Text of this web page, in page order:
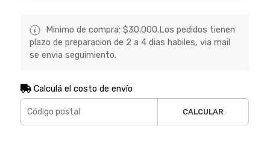
Minimo de compra: $30.000.Los pedidos tienen
plazo de preparacion de 2 a 4 dias habiles, via mail
se envia seguimiento.
Calculá el costo de envío
CALCULAR